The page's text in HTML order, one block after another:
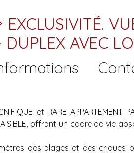
AVEC
et RARE APPARTEMENT
offrant un cadre de vie
des plages et des criques